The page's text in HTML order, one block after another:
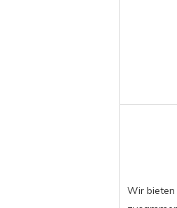
Wir bieten